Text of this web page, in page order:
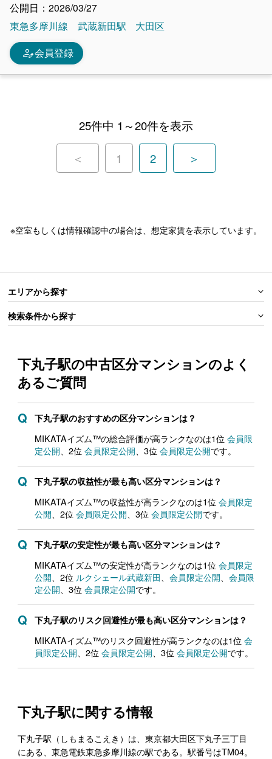
公開日：2026/03/27
東急多摩川線
武蔵新田駅 大田区
person_edit会員登録
25件中 1～20件を表示
＜ 1 2 ＞
※空室もしくは情報確認中の場合は、想定家賃を表示しています。
エリアから探す
検索条件から探す
下丸子駅の中古区分マンションのよく
あるご質問
下丸子駅のおすすめの区分マンションは？
MIKATAイズム™の総合評価が高ランクなのは1位会員限
定公開、2位会員限定公開、3位会員限定公開です。
下丸子駅の収益性が最も高い区分マンションは？
MIKATAイズム™の収益性が高ランクなのは1位会員限定
公開、2位会員限定公開、3位会員限定公開です。
下丸子駅の安定性が最も高い区分マンションは？
MIKATAイズム™の安定性が高ランクなのは1位会員限定
公開、2位 ルクシェール武蔵新田、会員限定公開、会員限
定公開、3位会員限定公開です。
下丸子駅のリスク回避性が最も高い区分マンションは？
MIKATAイズム™のリスク回避性が高ランクなのは1位会
員限定公開、2位会員限定公開、3位会員限定公開です。
下丸子駅に関する情報
下丸子駅（しもまるこえき）は、東京都大田区下丸子三丁目
にある、東急電鉄東急多摩川線の駅である。駅番号はTM04。